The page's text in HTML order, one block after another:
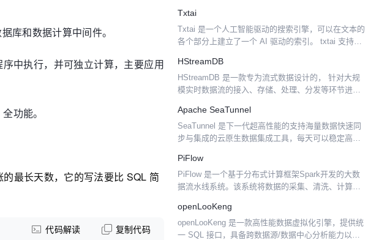
库和数据计算中间件。
中执行，并可独立计算，主要应用
功能。
最长天数，它的写法要比 SQL 简
代码解读 复制代码
下，通过拖拽的方式进行操作，将数据输入输出、数
据预处理...
Txtai
Txtai 是一个人工智能驱动的搜索引擎，可以在文本的
各个部分上建立了一个 AI 驱动的索引。 txtai 支持构
统。此外，txtai 还具有用于 zer...
HStreamDB
HStreamDB 是一款专为流式数据设计的， 针对大规
模实时数据流的接入、存储、处理、分发等环节进行
流式拓展）作为主要接口语言，以实时性作为主要...
Apache SeaTunnel
SeaTunnel 是下一代超高性能的支持海量数据快速同
步与集成的云原生数据集成工具，每天可以稳定高效
印度电信等数百家公司生产上使用，目前也已经支持
过百种...
PiFlow
PiFlow 是一个基于分布式计算框架Spark开发的大数
据流水线系统。该系统将数据的采集、清洗、计算、
流水线配置。简单易用，功能强大。它具有如下特
性： ...
openLooKeng
openLooKeng 是一款高性能数据虚拟化引擎，提供统
一 SQL 接口，具备跨数据源/数据中心分析能力以及